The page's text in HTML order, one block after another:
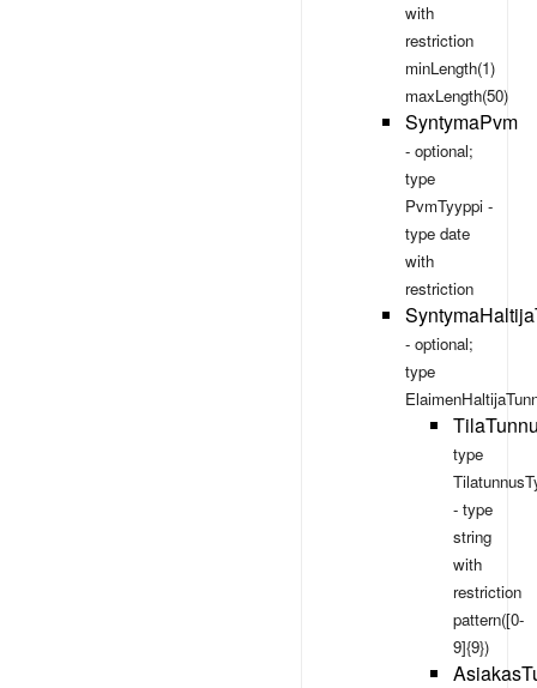
with
restriction
minLength(1)
maxLength(50)
SyntymaPvm
- optional;
type
PvmTyyppi -
type date
with
restriction
- optional;
type
type
- type
string
with
restriction
pattern([0-
9]{9})